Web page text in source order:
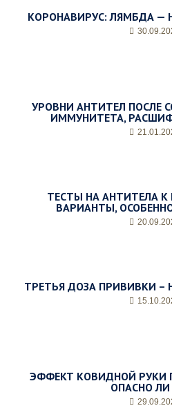
КОРОНАВИРУС: ЛЯМБДА —
УРОВНИ АНТИТЕЛ ПОСЛЕ
ИММУНИТЕТА,
ТЕСТЫ НА АНТИТЕЛА К
ВАРИАНТЫ,
ТРЕТЬЯ ДОЗА ПРИВИВКИ –
ЭФФЕКТ КОВИДНОЙ РУКИ
ОПАСНО ЛИ